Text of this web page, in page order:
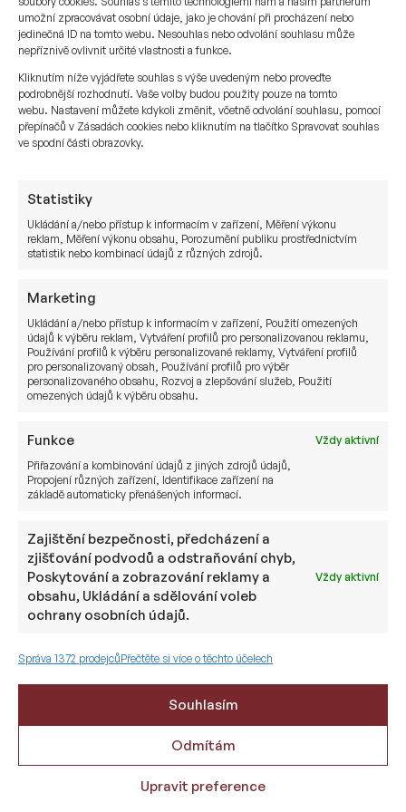
umožní zpracovávat osobní údaje, jako je chování při procházení nebo
jedinečná ID na tomto webu. Nesouhlas nebo odvolání souhlasu může
nepříznivě ovlivnit určité vlastnosti a funkce.
Kliknutím níže vyjádřete souhlas s výše uvedeným nebo proveďte
podrobnější rozhodnutí. Vaše volby budou použity pouze na tomto
webu. Nastavení můžete kdykoli změnit, včetně odvolání souhlasu, pomocí
přepínačů v Zásadách cookies nebo kliknutím na tlačítko Spravovat souhlas
ve spodní části obrazovky.
Statistiky
Ukládání a/nebo přístup k informacím v zařízení, Měření výkonu
reklam, Měření výkonu obsahu, Porozumění publiku prostřednictvím
statistik nebo kombinací údajů z různých zdrojů.
Marketing
Ukládání a/nebo přístup k informacím v zařízení, Použití omezených
údajů k výběru reklam, Vytváření profilů pro personalizovanou reklamu,
Používání profilů k výběru personalizované reklamy, Vytváření profilů
pro personalizovaný obsah, Používání profilů pro výběr
personalizovaného obsahu, Rozvoj a zlepšování služeb, Použití
omezených údajů k výběru obsahu.
Funkce
Vždy aktivní
Přiřazování a kombinování údajů z jiných zdrojů údajů,
Propojení různých zařízení, Identifikace zařízení na
základě automaticky přenášených informací.
Zajištění bezpečnosti, předcházení a
zjišťování podvodů a odstraňování chyb,
Poskytování a zobrazování reklamy a
obsahu, Ukládání a sdělování voleb
ochrany osobních údajů.
Vždy aktivní
Správa 1372 prodejcůPřečtěte si více o těchto účelech
Souhlasím
Odmítám
Upravit preference
prvním místě před zaměstnanci,
pro zaměstnavatele je mnohem snazší propustit
své zaměstnance. Americké společnosti mají
zkušenosti z minulých krizí a ještě něž se
epidemie rozjela na americkém kontinentě, už
začaly podnikat jisté kroky, včetně propouštění
zaměstnanců. Evropské podniky se nemohou
zaměstnanců a důležitá rozhodnutí jsou výrazně
pomalejší. I přesto se za poslední měsíc zvýšila
nezaměstnanost v USA na 20 milionů uchazečů
o práci.
Nyní záleží na tom, jak rychle se všechny státy
a ekonomiky budou schopny vrátit do normálu.
z ekonomického hlediska výrazně důležitější něž
příležitost k nákupu na základě dalšího vývoje
v době recese a návratu zpět do růstového
období. Dlouhodobý investor by se měl držet